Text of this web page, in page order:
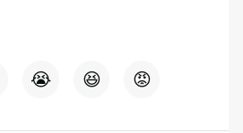
😭 😆 😡